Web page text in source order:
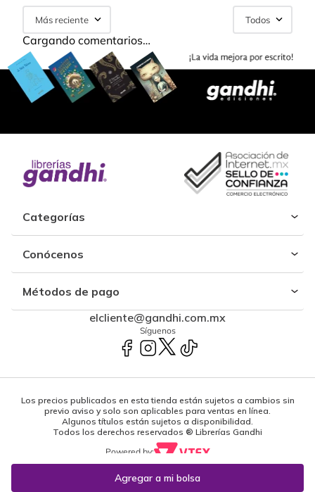
Más reciente Todos
Cargando comentarios…
Categorías
Conócenos
Métodos de pago
elcliente@gandhi.com.mx
Síguenos
Los precios publicados en esta tienda están sujetos a cambios sin
previo aviso y solo son aplicables para ventas en línea.
Algunos títulos están sujetos a disponibilidad.
Todos los derechos reservados ® Librerías Gandhi
Powered by: